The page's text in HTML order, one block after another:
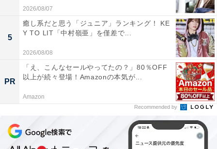
1位は、1991年にフジテレビ系の「月9」枠で放送された
『東京ラブストーリー』。柴門ふみさんによる人気漫画
が原作のドラマの脚本を担当し、坂元さんの出世作とも
言われています。織田裕二さんが演じる主人公・永尾完
治と鈴木保奈美さんが演じる赤名リカとの恋愛を描き、
江口洋介さんなどの出演や当時のトレンド感たっぷりの
設定が最高視聴率32.3％を記録する人気を集め、社会現
象を巻き起こしました。
回答者からは、「すごく若い時から活躍されていたと知
2026/08/07
5
癒し系だと思う「ジュニア」ランキング！ KE
Y TO LIT「中村嶺亜」を僅差で...
2026/08/08
PR
「え、こんなセールやってたの？」80％OFF
以上が続々登場！Amazonの本気が...
Amazon
Recommended by